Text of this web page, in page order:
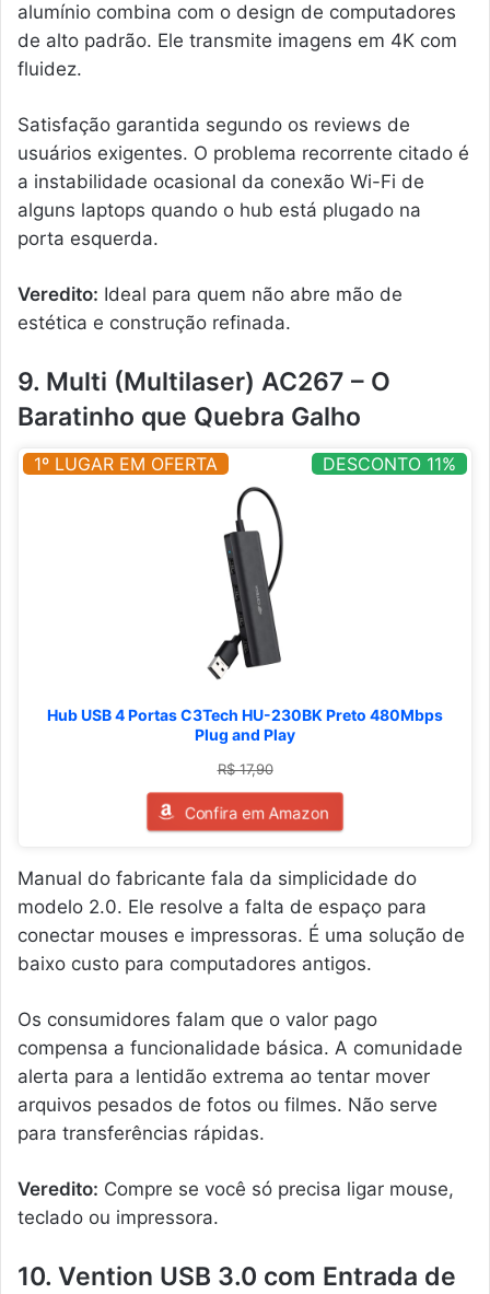
alumínio combina com o design de computadores
de alto padrão. Ele transmite imagens em 4K com
fluidez.
Satisfação garantida segundo os reviews de
usuários exigentes. O problema recorrente citado é
a instabilidade ocasional da conexão Wi-Fi de
alguns laptops quando o hub está plugado na
porta esquerda.
Veredito: Ideal para quem não abre mão de
estética e construção refinada.
9. Multi (Multilaser) AC267 – O
Baratinho que Quebra Galho
DESCONTO 11%
1º LUGAR EM OFERTA
Hub USB 4 Portas C3Tech HU-230BK Preto 480Mbps
Plug and Play
R$ 17,90
Confira em Amazon
Manual do fabricante fala da simplicidade do
modelo 2.0. Ele resolve a falta de espaço para
conectar mouses e impressoras. É uma solução de
baixo custo para computadores antigos.
Os consumidores falam que o valor pago
compensa a funcionalidade básica. A comunidade
alerta para a lentidão extrema ao tentar mover
arquivos pesados de fotos ou filmes. Não serve
para transferências rápidas.
Veredito: Compre se você só precisa ligar mouse,
teclado ou impressora.
10. Vention USB 3.0 com Entrada de